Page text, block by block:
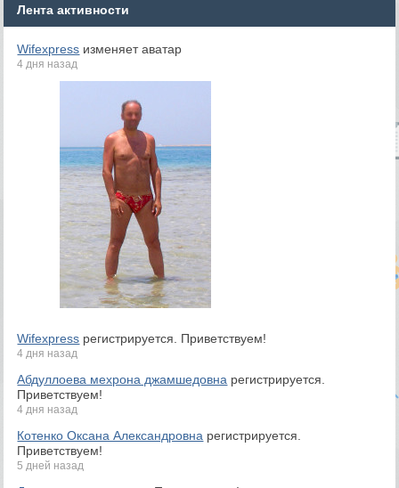
Лента активности
Wifexpress изменяет аватар
4 дня назад
Wifexpress регистрируется. Приветствуем!
4 дня назад
Абдуллоева мехрона джамшедовна регистрируется.
Приветствуем!
4 дня назад
Котенко Оксана Александровна регистрируется.
Приветствуем!
5 дней назад